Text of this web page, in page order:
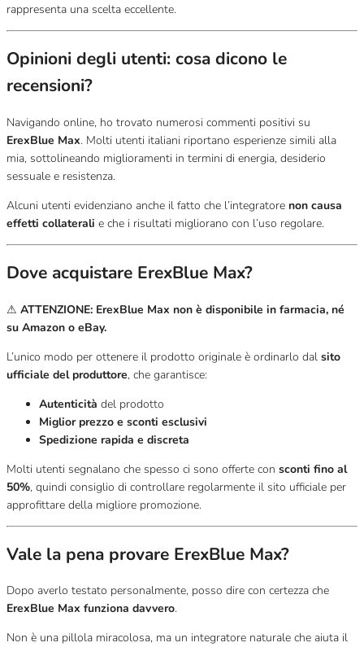
rappresenta una scelta eccellente.
Opinioni degli utenti: cosa dicono le
recensioni?
Navigando online, ho trovato numerosi commenti positivi su
ErexBlue Max. Molti utenti italiani riportano esperienze simili alla
mia, sottolineando miglioramenti in termini di energia, desiderio
sessuale e resistenza.
Alcuni utenti evidenziano anche il fatto che l’integratore non causa
effetti collaterali e che i risultati migliorano con l’uso regolare.
Dove acquistare ErexBlue Max?
⚠ ATTENZIONE: ErexBlue Max non è disponibile in farmacia, né
su Amazon o eBay.
L’unico modo per ottenere il prodotto originale è ordinarlo dal sito
ufficiale del produttore, che garantisce:
Autenticità del prodotto
Miglior prezzo e sconti esclusivi
Spedizione rapida e discreta
Molti utenti segnalano che spesso ci sono offerte con sconti fino al
50%, quindi consiglio di controllare regolarmente il sito ufficiale per
approfittare della migliore promozione.
Vale la pena provare ErexBlue Max?
Dopo averlo testato personalmente, posso dire con certezza che
ErexBlue Max funziona davvero.
Non è una pillola miracolosa, ma un integratore naturale che aiuta il